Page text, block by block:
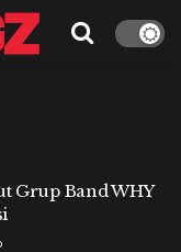
Grup Band WHY